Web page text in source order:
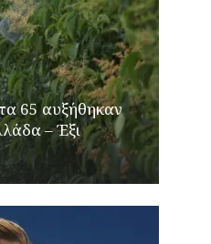
65 αυξήθηκαν
– Έξι